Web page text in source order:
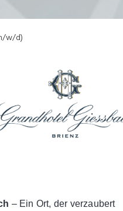
Einkauf, Logistik, Transport,
Verkehr
Gartenbau, Landwirtschaft,
Forstwirtschaft
Industrie, Maschinenbau,
Anlagenbau, Produktion
w/d)